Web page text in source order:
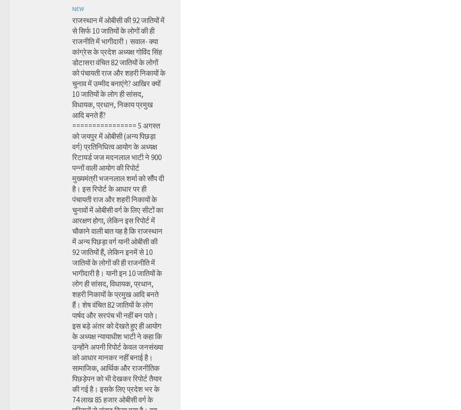
NEW
राजस्थान में ओबीसी की 92 जातियों में
से सिर्फ 10 जातियों के लोगों की ही
राजनीति में भागीदारी। सवाल- क्या
कांग्रेस के प्रदेश अध्यक्ष गोविंद सिंह
डोटासरा वंचित 82 जातियों के लोगों
को पंचायती राज और शहरी निकायों के
चुनाव में उम्मीद बनाएंगे? आखिर क्यों
10 जातियों के लोग ही सांसद,
विधायक, प्रधान, निकाय प्रमुख
आदि बनते हैं?
================ 5 अगस्त
को जयपुर में ओबीसी (अन्य पिछड़ा
वर्ग) प्रतिनिधित्व आयोग के अध्यक्ष
रिटायर्ड जज मदनलाल भाटी ने 900
पन्नों वाली आयोग की रिपोर्ट
मुख्यमंत्री भजनलाल शर्मा को सौंप दी
है। इस रिपोर्ट के आधार पर ही
पंचायती राज और शहरी निकायों के
चुनावों में ओबीसी वर्ग के लिए सीटों का
आरक्षण होगा, लेकिन इस रिपोर्ट में
चौकाने वाली बात यह है कि राजस्थान
में अन्य पिछड़ा वर्ग यानी ओबीसी की
92 जातियों हैं, लेकिन इनमें से 10
जातियों के लोगों की ही राजनीति में
भागीदारी है। यानी इन 10 जातियों के
लोग ही सांसद, विधायक, प्रधान,
शहरी निकायों के प्रमुख आदि बनते
हैं। शेष वंचित 82 जातियों के लोग
पार्षद और सरपंच भी नहीं बन पाते।
इस बड़े अंतर को देखते हुए ही आयोग
के अध्यक्ष न्यायाधीश भाटी ने कहा कि
उन्होंने अपनी रिपोर्ट केवल जनसंख्या
को आधार मानकर नहीं बनाई है।
सामाजिक, आर्थिक और राजनीतिक
पिछड़ेपन को भी देखकर रिपोर्ट तैयार
की गई है। इसके लिए प्रदेश भर के
74 लाख 85 हजार ओबीसी वर्ग के